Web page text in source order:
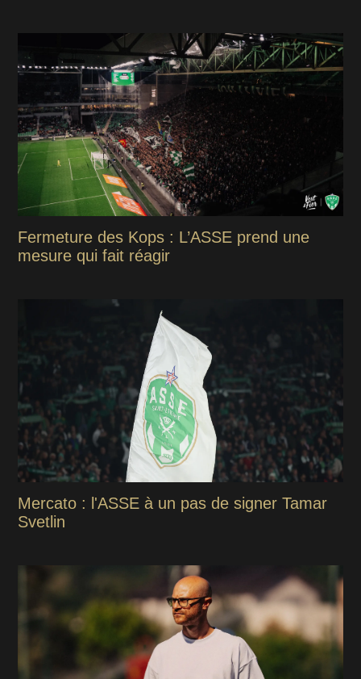
Fermeture des Kops : L’ASSE prend une
mesure qui fait réagir
Mercato : l'ASSE à un pas de signer Tamar
Svetlin